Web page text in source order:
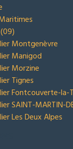
Montgenèvre
Manigod
Morzine
Tignes
Fontcouverte-la-
SAINT-MARTIN-
Les Deux Alpes